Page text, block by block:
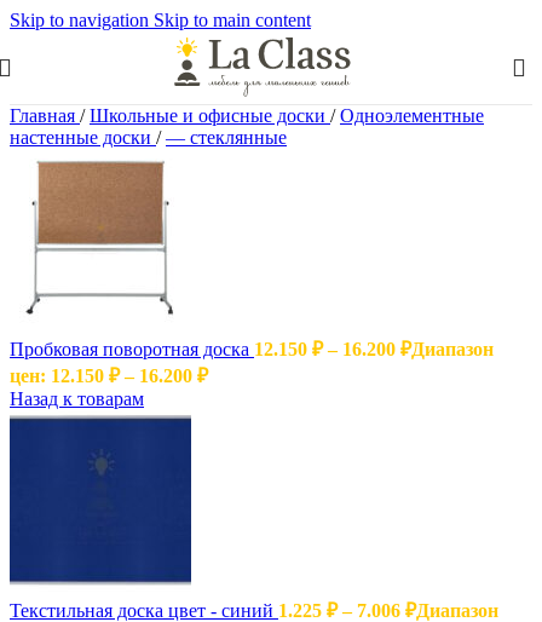
Skip to navigation Skip to main content
Главная / Школьные и офисные доски / Одноэлементные
настенные доски / — стеклянные
Пробковая поворотная доска 12.150 ₽ – 16.200 ₽Диапазон
цен: 12.150 ₽ – 16.200 ₽
Назад к товарам
Текстильная доска цвет - синий 1.225 ₽ – 7.006 ₽Диапазон